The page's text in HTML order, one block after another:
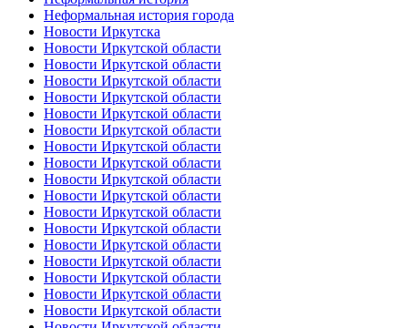
Неформальная история города
Новости Иркутска
Новости Иркутской области
Новости Иркутской области
Новости Иркутской области
Новости Иркутской области
Новости Иркутской области
Новости Иркутской области
Новости Иркутской области
Новости Иркутской области
Новости Иркутской области
Новости Иркутской области
Новости Иркутской области
Новости Иркутской области
Новости Иркутской области
Новости Иркутской области
Новости Иркутской области
Новости Иркутской области
Новости Иркутской области